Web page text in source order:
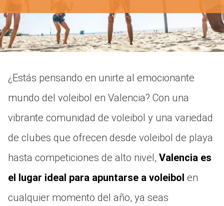
¿Estás pensando en unirte al emocionante
mundo del voleibol en Valencia? Con una
vibrante comunidad de voleibol y una variedad
de clubes que ofrecen desde voleibol de playa
hasta competiciones de alto nivel, Valencia es
el lugar ideal para apuntarse a voleibol en
cualquier momento del año, ya seas